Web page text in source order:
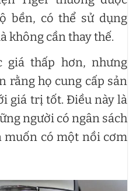
bền, có thể sử dụng
không cần thay thế.
giá thấp hơn, nhưng
rằng họ cung cấp sản
giá trị tốt. Điều này là
người có ngân sách
muốn có một nồi cơm